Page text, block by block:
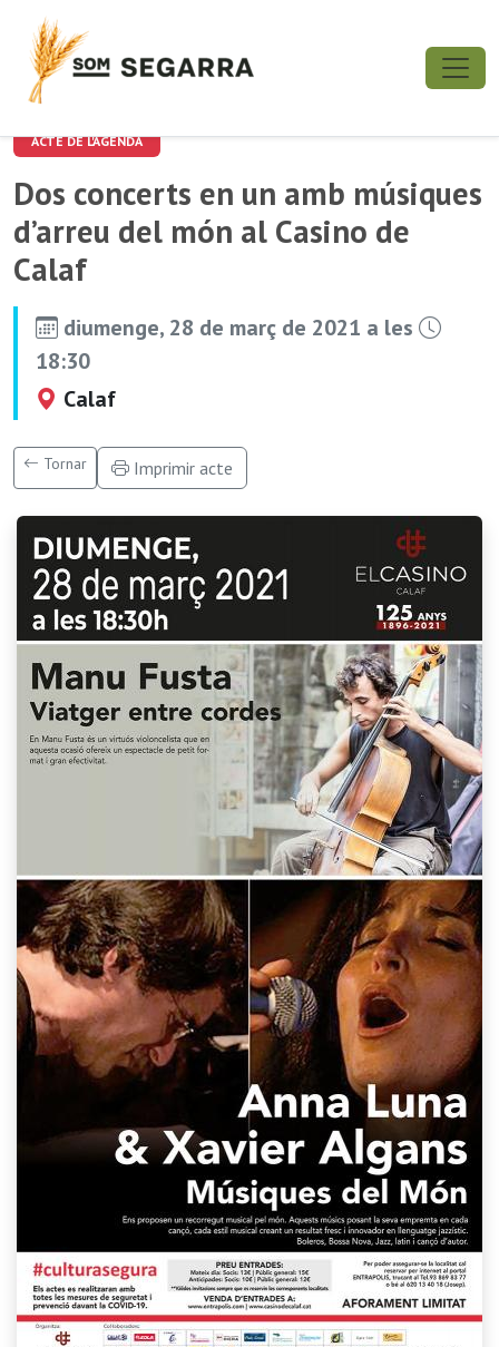
ACTE DE L'AGENDA
Dos concerts en un amb músiques
d’arreu del món al Casino de
Calaf
diumenge, 28 de març de 2021 a les
18:30
Calaf
Tornar Imprimir acte